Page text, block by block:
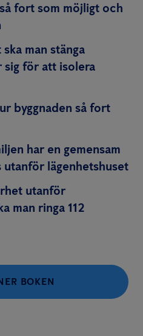
fort som möjligt och
man stänga
för att isolera
byggnaden så fort
har en gemensam
utanför lägenhetshuset
utanför
man ringa 112
BOKEN